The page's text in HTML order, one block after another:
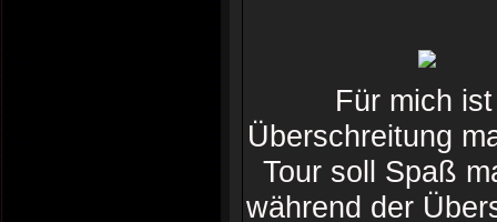
Für mich
Überschreitung
Tour soll Spaß
während der